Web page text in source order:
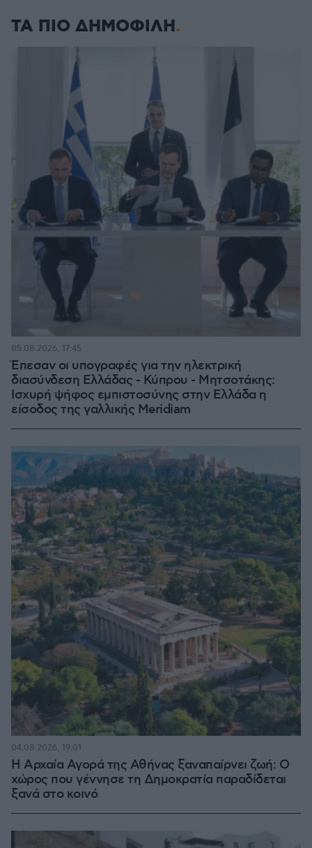
ΤΑ ΠΙΟ ΔΗΜΟΦΙΛΗ
Έπεσαν οι υπογραφές για την ηλεκτρική
διασύνδεση Ελλάδας - Κύπρου - Μητσοτάκης:
Ισχυρή ψήφος εμπιστοσύνης στην Ελλάδα η
είσοδος της γαλλικής Meridiam
05.08.2026, 17:45
Η Αρχαία Αγορά της Αθήνας ξαναπαίρνει ζωή: Ο
χώρος που γέννησε τη Δημοκρατία παραδίδεται
ξανά στο κοινό
04.08.2026, 19:01